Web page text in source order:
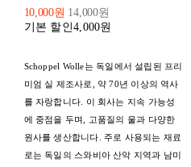
10,000원 14,000원
기본 할인4,000원
Schoppel Wolle는 독일에서 설립된 프리
미엄 실 제조사로, 약 70년 이상의 역사
를 자랑합니다. 이 회사는 지속 가능성
에 중점을 두며, 고품질의 울과 다양한
원사를 생산합니다. 주로 사용되는 재료
로는 독일의 스와비아 산악 지역과 남미